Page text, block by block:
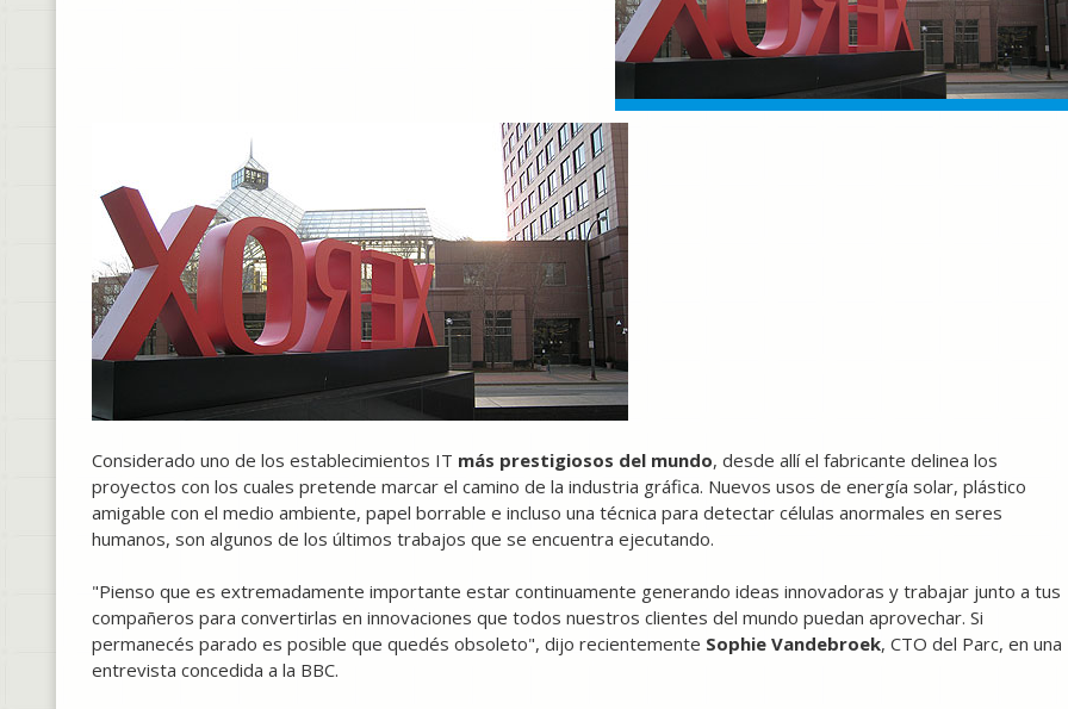
Considerado uno de los establecimientos IT más prestigiosos del mundo, desde allí el fabricante delinea los
proyectos con los cuales pretende marcar el camino de la industria gráfica. Nuevos usos de energía solar, plástico
amigable con el medio ambiente, papel borrable e incluso una técnica para detectar células anormales en seres
humanos, son algunos de los últimos trabajos que se encuentra ejecutando.
"Pienso que es extremadamente importante estar continuamente generando ideas innovadoras y trabajar junto a tus
compañeros para convertirlas en innovaciones que todos nuestros clientes del mundo puedan aprovechar. Si
permanecés parado es posible que quedés obsoleto", dijo recientemente Sophie Vandebroek, CTO del Parc, en una
entrevista concedida a la BBC.